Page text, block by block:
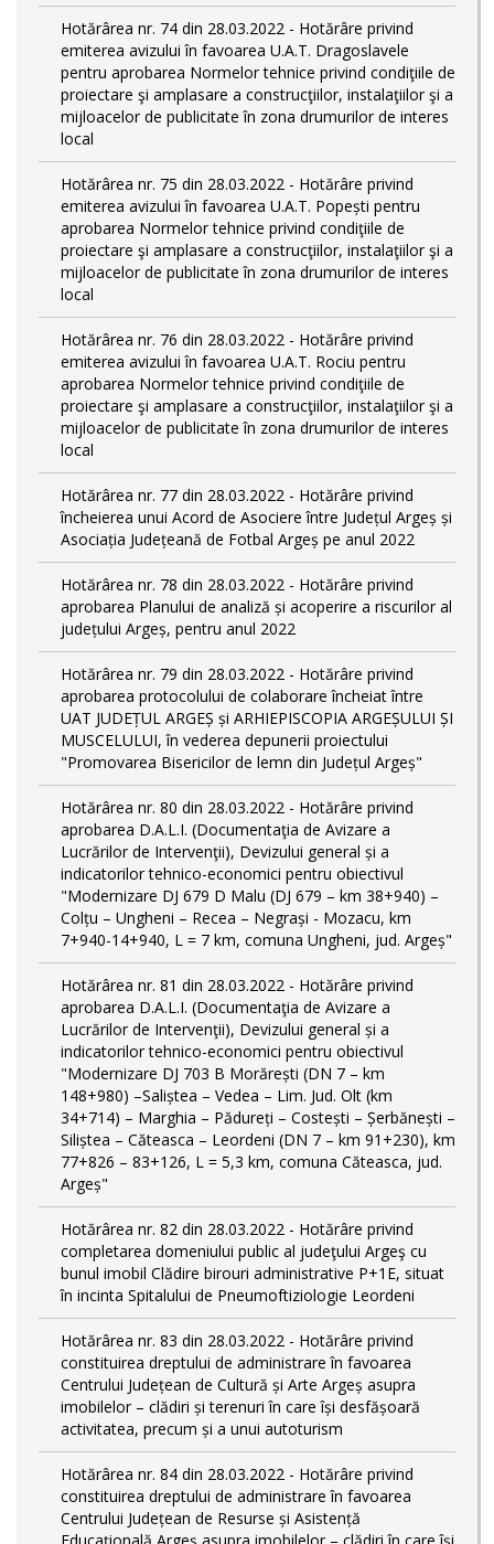
Hotărârea nr. 74 din 28.03.2022 - Hotărâre privind
emiterea avizului în favoarea U.A.T. Dragoslavele
pentru aprobarea Normelor tehnice privind condiţiile de
proiectare şi amplasare a construcţiilor, instalaţiilor şi a
mijloacelor de publicitate în zona drumurilor de interes
local
Hotărârea nr. 75 din 28.03.2022 - Hotărâre privind
emiterea avizului în favoarea U.A.T. Popești pentru
aprobarea Normelor tehnice privind condiţiile de
proiectare şi amplasare a construcţiilor, instalaţiilor şi a
mijloacelor de publicitate în zona drumurilor de interes
local
Hotărârea nr. 76 din 28.03.2022 - Hotărâre privind
emiterea avizului în favoarea U.A.T. Rociu pentru
aprobarea Normelor tehnice privind condiţiile de
proiectare şi amplasare a construcţiilor, instalaţiilor şi a
mijloacelor de publicitate în zona drumurilor de interes
local
Hotărârea nr. 77 din 28.03.2022 - Hotărâre privind
încheierea unui Acord de Asociere între Județul Argeș și
Asociația Județeană de Fotbal Argeș pe anul 2022
Hotărârea nr. 78 din 28.03.2022 - Hotărâre privind
aprobarea Planului de analiză și acoperire a riscurilor al
județului Argeș, pentru anul 2022
Hotărârea nr. 79 din 28.03.2022 - Hotărâre privind
aprobarea protocolului de colaborare încheiat între
UAT JUDEȚUL ARGEȘ și ARHIEPISCOPIA ARGEȘULUI ȘI
MUSCELULUI, în vederea depunerii proiectului
"Promovarea Bisericilor de lemn din Județul Argeș"
Hotărârea nr. 80 din 28.03.2022 - Hotărâre privind
aprobarea D.A.L.I. (Documentaţia de Avizare a
Lucrărilor de Intervenţii), Devizului general și a
indicatorilor tehnico-economici pentru obiectivul
"Modernizare DJ 679 D Malu (DJ 679 – km 38+940) –
Colțu – Ungheni – Recea – Negrași - Mozacu, km
7+940-14+940, L = 7 km, comuna Ungheni, jud. Argeș"
Hotărârea nr. 81 din 28.03.2022 - Hotărâre privind
aprobarea D.A.L.I. (Documentaţia de Avizare a
Lucrărilor de Intervenţii), Devizului general și a
indicatorilor tehnico-economici pentru obiectivul
"Modernizare DJ 703 B Morărești (DN 7 – km
148+980) –Saliștea – Vedea – Lim. Jud. Olt (km
34+714) – Marghia – Pădureți – Costești – Șerbănești –
Siliștea – Căteasca – Leordeni (DN 7 – km 91+230), km
77+826 – 83+126, L = 5,3 km, comuna Căteasca, jud.
Argeș"
Hotărârea nr. 82 din 28.03.2022 - Hotărâre privind
completarea domeniului public al judeţului Argeş cu
bunul imobil Clădire birouri administrative P+1E, situat
în incinta Spitalului de Pneumoftiziologie Leordeni
Hotărârea nr. 83 din 28.03.2022 - Hotărâre privind
constituirea dreptului de administrare în favoarea
Centrului Județean de Cultură și Arte Argeș asupra
imobilelor – clădiri și terenuri în care își desfășoară
activitatea, precum și a unui autoturism
Hotărârea nr. 84 din 28.03.2022 - Hotărâre privind
constituirea dreptului de administrare în favoarea
Centrului Județean de Resurse și Asistență